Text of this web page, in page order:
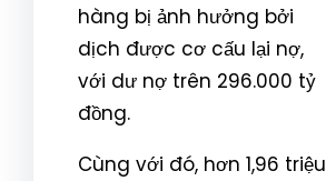
hàng bị ảnh hưởng bởi
dịch được cơ cấu lại nợ,
với dư nợ trên 296.000 tỷ
đồng.
Cùng với đó, hơn 1,96 triệu